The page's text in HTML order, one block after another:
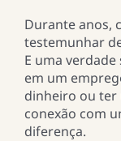
Durante anos,
testemunhar
E uma
em um
dinheiro ou ter
conexão com
diferença.